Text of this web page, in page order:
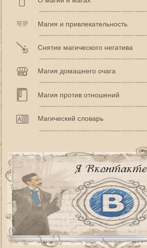
Магия и привлекательность
Снятие магического негатива
Магия домашнего очага
Магия против отношений
Магический словарь
Я Вконтакте